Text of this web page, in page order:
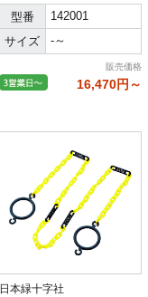
型番
142001
サイズ
-～
販売価格
16,470円～
日本緑十字社